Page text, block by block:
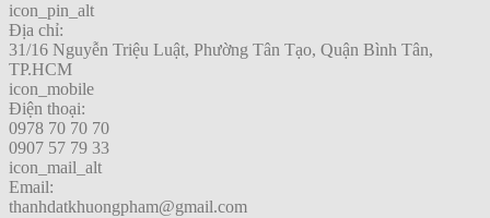
icon_pin_alt
Địa chỉ:
31/16 Nguyễn Triệu Luật, Phường Tân Tạo, Quận Bình Tân,
TP.HCM
icon_mobile
Điện thoại:
0978 70 70 70
0907 57 79 33
icon_mail_alt
Email:
thanhdatkhuongpham@gmail.com